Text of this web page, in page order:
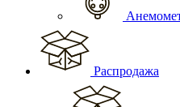
Распродажа